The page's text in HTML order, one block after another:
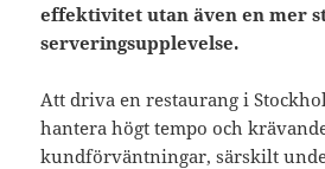
effektivitet utan även en mer
serveringsupplevelse.
Att driva en restaurang i
hantera högt tempo och
kundförväntningar, särskilt